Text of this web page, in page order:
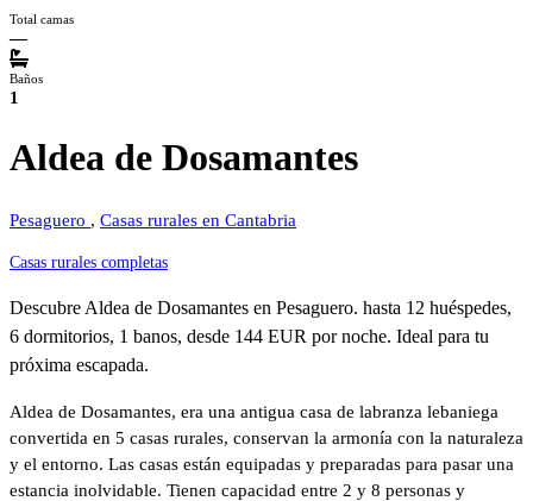
Total camas
—
Baños
1
Aldea de Dosamantes
Pesaguero , Casas rurales en Cantabria
Casas rurales completas
Descubre Aldea de Dosamantes en Pesaguero. hasta 12 huéspedes,
6 dormitorios, 1 banos, desde 144 EUR por noche. Ideal para tu
próxima escapada.
Aldea de Dosamantes, era una antigua casa de labranza lebaniega
convertida en 5 casas rurales, conservan la armonía con la naturaleza
y el entorno. Las casas están equipadas y preparadas para pasar una
estancia inolvidable. Tienen capacidad entre 2 y 8 personas y